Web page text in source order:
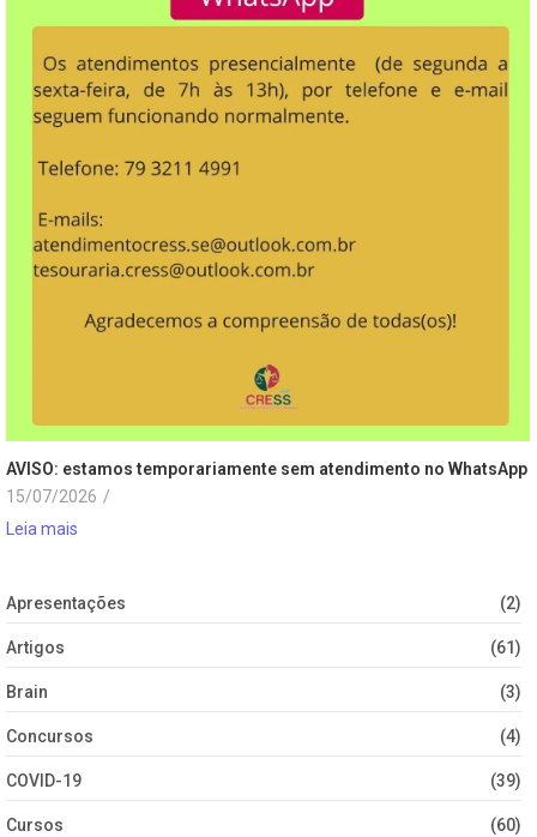
AVISO: estamos temporariamente sem atendimento no WhatsApp
15/07/2026 /
Leia mais
Apresentações (2)
Artigos (61)
Brain (3)
Concursos (4)
COVID-19 (39)
Cursos (60)